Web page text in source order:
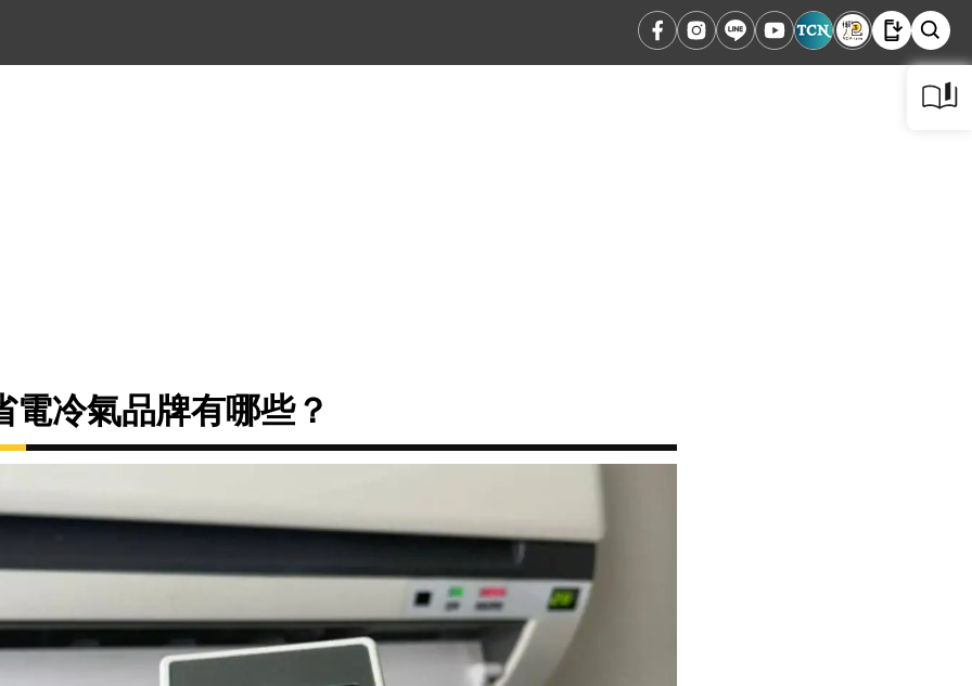
電冷氣品牌有哪些？